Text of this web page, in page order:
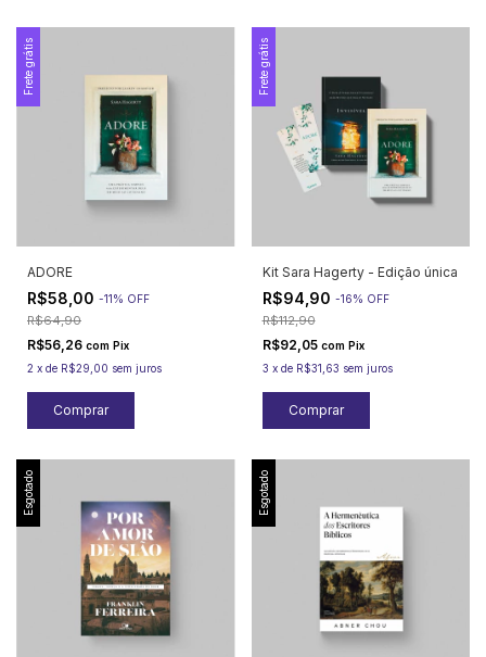
Frete grátis
ADORE
R$58,00 -11% OFF
R$64,90
R$56,26 com Pix
2 x de R$29,00 sem juros
Frete grátis
Kit Sara Hagerty - Edição única
R$94,90 -16% OFF
R$112,90
R$92,05 com Pix
3 x de R$31,63 sem juros
Esgotado Esgotado